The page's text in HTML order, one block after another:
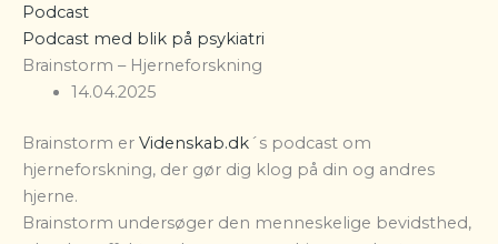
Podcast
Podcast med blik på psykiatri
Brainstorm – Hjerneforskning
14.04.2025
Brainstorm er Videnskab.dk ´s podcast om
hjerneforskning, der gør dig klog på din og andres
hjerne.
Brainstorm undersøger den menneskelige bevidsthed,